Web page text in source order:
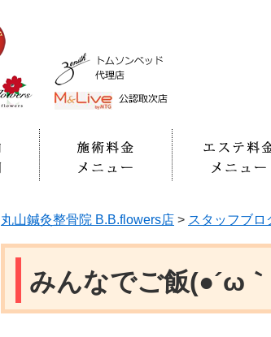
丸山鍼灸整骨院 B.B.flowers店 > スタッフブロ
みんなでご飯(●´ω